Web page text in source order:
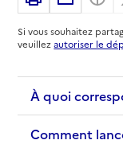
Source des
Mis à jour le : 23/
EHPAD du
Adresse
2 avenue Jean
45500-Gien
Si vous souhaitez
veuillezautoriser le
À quoi
Comment